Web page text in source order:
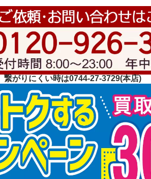
繋がりにくい時は0744-27-3729(本店)